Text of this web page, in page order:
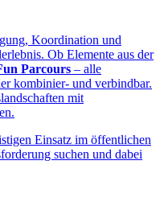
Koordination und
Ob Elemente aus der
Parcours – alle
kombinier- und verbindbar.
mit
Einsatz im öffentlichen
suchen und dabei